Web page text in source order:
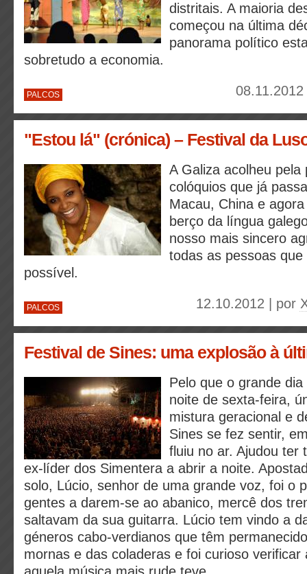
distritais. A maioria
começou na última
panorama político
sobretudo a economia.
PALCOS
"Estou lá" (crónica) – Festival da
A Galiza acolheu
colóquios que já
Macau, China e
berço da língua
nosso mais sincero
todas as pessoas
possível.
PALCOS 12.10.2012 | por
Festival de Sines: uma explosão à
Pelo que o grande
noite de sexta-feira,
mistura geracional e
Sines se fez sentir,
fluiu no ar. Ajudou ter
ex-líder dos Simentera a abrir a noite.
solo, Lúcio, senhor de uma grande voz, foi o
gentes a darem-se ao abanico, mercê dos
saltavam da sua guitarra. Lúcio tem vindo a
géneros cabo-verdianos que têm
mornas e das coladeras e foi curioso verificar